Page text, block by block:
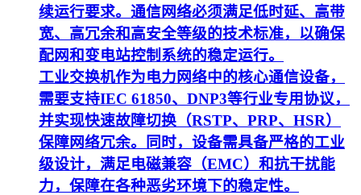
续运行要求。通信网络必须满足低时延、高带
宽、高冗余和高安全等级的技术标准，以确保
配网和变电站控制系统的稳定运行。
工业交换机作为电力网络中的核心通信设备，
需要支持IEC 61850、DNP3等行业专用协议，
并实现快速故障切换（RSTP、PRP、HSR）
保障网络冗余。同时，设备需具备严格的工业
级设计，满足电磁兼容（EMC）和抗干扰能
力，保障在各种恶劣环境下的稳定性。